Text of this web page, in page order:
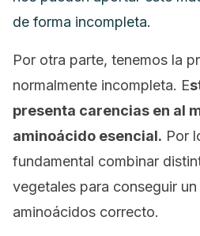
de forma incompleta.
Por otra parte, tenemos la
normalmente incompleta. E
presenta carencias en al
aminoácido esencial. Por
fundamental combinar
vegetales para conseguir
aminoácidos correcto.